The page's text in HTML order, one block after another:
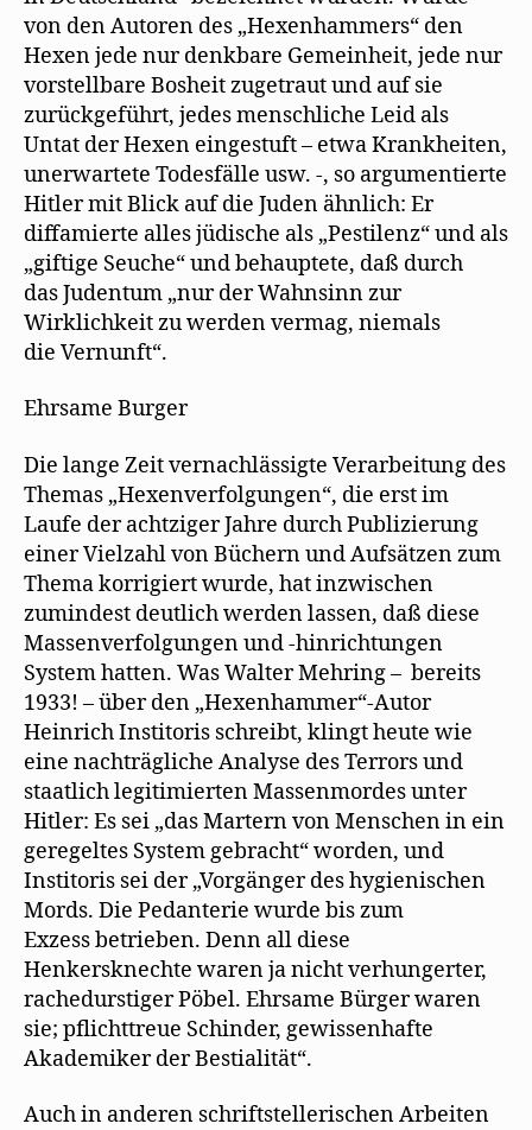
von den Autoren des „Hexenhammers“ den
Hexen jede nur denkbare Gemeinheit, jede nur
vorstellbare Bosheit zugetraut und auf sie
zurückgeführt, jedes menschliche Leid als
Untat der Hexen eingestuft – etwa Krankheiten,
unerwartete Todesfälle usw. -, so argumentierte
Hitler mit Blick auf die Juden ähnlich: Er
diffamierte alles jüdische als „Pestilenz“ und als
„giftige Seuche“ und behauptete, daß durch
das Judentum „nur der Wahnsinn zur
Wirklichkeit zu werden vermag, niemals
die Vernunft“.
Ehrsame Burger
Die lange Zeit vernachlässigte Verarbeitung des
Themas „Hexenverfolgungen“, die erst im
Laufe der achtziger Jahre durch Publizierung
einer Vielzahl von Büchern und Aufsätzen zum
Thema korrigiert wurde, hat inzwischen
zumindest deutlich werden lassen, daß diese
Massenverfolgungen und -hinrichtungen
System hatten. Was Walter Mehring – bereits
1933! – über den „Hexenhammer“-Autor
Heinrich Institoris schreibt, klingt heute wie
eine nachträgliche Analyse des Terrors und
staatlich legitimierten Massenmordes unter
Hitler: Es sei „das Martern von Menschen in ein
geregeltes System gebracht“ worden, und
Institoris sei der „Vorgänger des hygienischen
Mords. Die Pedanterie wurde bis zum
Exzess betrieben. Denn all diese
Henkersknechte waren ja nicht verhungerter,
rachedurstiger Pöbel. Ehrsame Bürger waren
sie; pflichttreue Schinder, gewissenhafte
Akademiker der Bestialität“.
Auch in anderen schriftstellerischen Arbeiten